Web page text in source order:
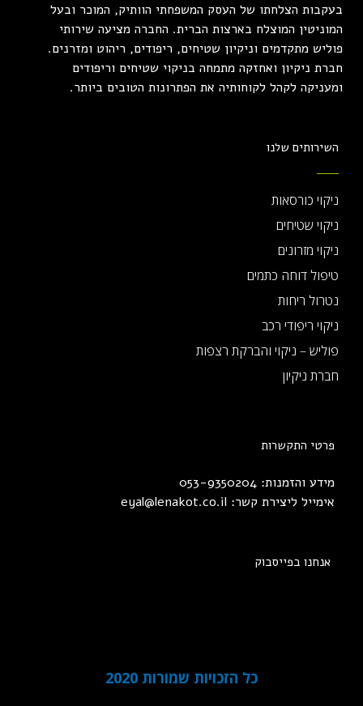
בעקבות הצלחתו של העסק המשפחתי הוותיק, המוכר ובעל
המוניטין המוצלח בארצות הברית. החברה מציעה שירותי
פוליש מתקדמים וניקיון שטיחים, ריפודים, ריהוט ומזרנים.
חברת ניקיון ואחזקה מתמחה בניקוי שטיחים וריפודים
ומעניקה לקהל לקוחותיה את הפתרונות הטובים ביותר.
השירותים שלנו
ניקוי כורסאות
ניקוי שטיחים
ניקוי מזרונים
טיפול דוחה כתמים
נטרול ריחות
ניקוי ריפודי רכב
פוליש – ניקוי והברקת רצפות
חברת ניקיון
פרטי התקשרות
מידע והזמנות: 053-9350204
אימייל ליצירת קשר: eyal@lenakot.co.il
אנחנו בפייסבוק
כל הזכויות שמורות 2020